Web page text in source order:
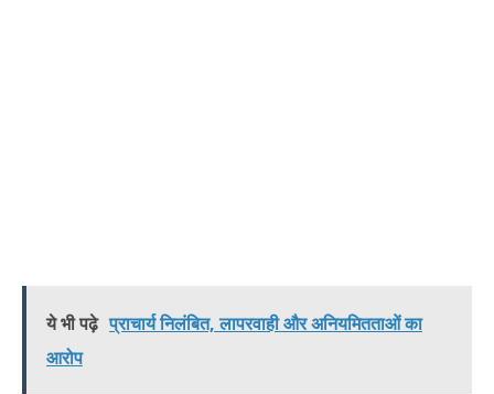
ये भी पढ़े प्राचार्य निलंबित, लापरवाही और अनियमितताओं का
आरोप